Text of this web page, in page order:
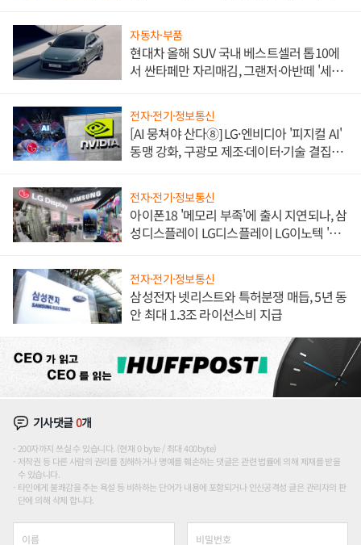
자동차·부품
현대차 올해 SUV 국내 베스트셀러 톱10에
서 싼타페만 자리매김, 그랜저·아반떼 '세단
전자·전기·정보통신
[AI 뭉쳐야 산다⑧] LG·엔비디아 '피지컬 AI'
동맹 강화, 구광모 제조·데이터·기술 결집
전자·전기·정보통신
아이폰18 '메모리 부족'에 출시 지연되나, 삼
성디스플레이 LG디스플레이 LG이노텍 '탈
전자·전기·정보통신
삼성전자 넷리스트와 특허분쟁 매듭, 5년 동
안 최대 1.3조 라이선스비 지급
기사댓글0개
200자까지 쓰실 수 있습니다. (현재 0 byte / 최대 400byte)
저작권 등 다른 사람의 권리를 침해하거나 명예를 훼손하는 댓글은 관련 법률에 의해 제재를 받을
수 있습니다.
타인에게 불쾌감을 주는 욕설 등 비하하는 단어가 내용에 포함되거나 인신공격성 글은 관리자의 판
단에 의해 삭제 합니다.